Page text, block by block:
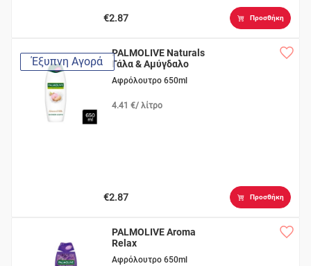
€2.87 Προσθήκη
Έξυπνη Αγορά
PALMOLIVE Naturals
Γάλα & Aμύγδαλο
Αφρόλουτρο 650ml
4.41 €/ λίτρο
€2.87 Προσθήκη
PALMOLIVE Aroma
Relax
Αφρόλουτρο 650ml